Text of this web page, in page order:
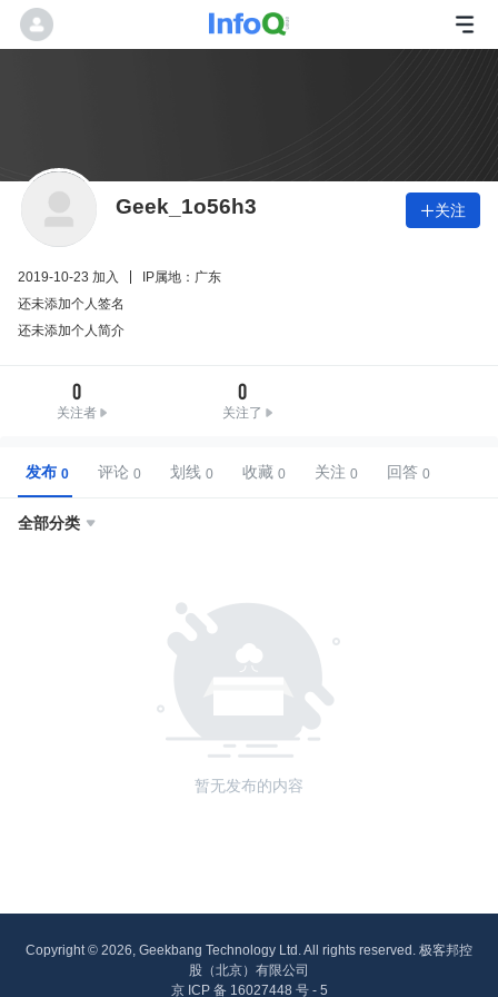
Geek_1o56h3 关注
2019-10-23 加入
IP属地：广东
还未添加个人签名
还未添加个人简介
0
关注者
0
关注了
发布 评论 划线 收藏 关注 回答
全部分类 
暂无发布的内容
Copyright © 2026, Geekbang Technology Ltd. All rights reserved. 极客邦控
股（北京）有限公司
京 ICP 备 16027448 号 - 5